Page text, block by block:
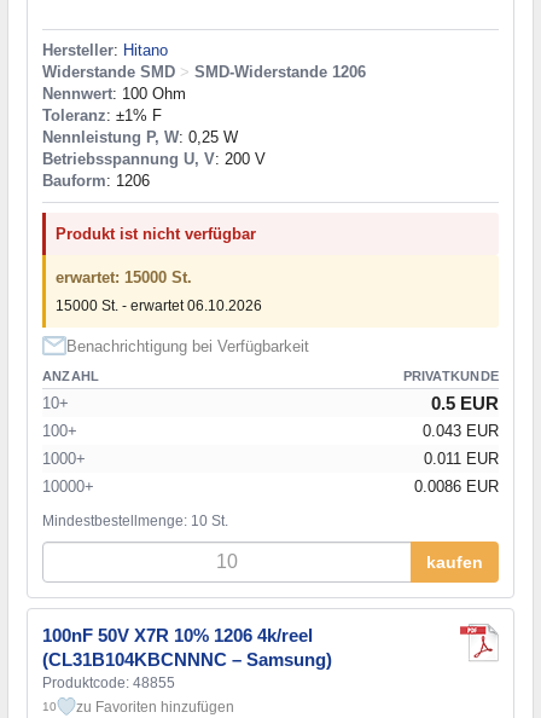
Hersteller: Hitano
Widerstande SMD > SMD-Widerstande 1206
Nennwert: 100 Ohm
Toleranz: ±1% F
Nennleistung P, W: 0,25 W
Betriebsspannung U, V: 200 V
Bauform: 1206
Produkt ist nicht verfügbar
erwartet: 15000 St.
15000 St. - erwartet 06.10.2026
Benachrichtigung bei Verfügbarkeit
ANZAHL PRIVATKUNDE
10+ 0.5 EUR
100+
0.043 EUR
1000+
0.011 EUR
10000+
0.0086 EUR
Mindestbestellmenge: 10 St.
kaufen
100nF 50V X7R 10% 1206 4k/reel
(CL31B104KBCNNNC – Samsung)
Produktcode: 48855
10 zu Favoriten hinzufügen